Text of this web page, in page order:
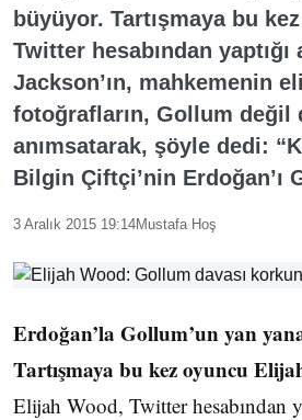
büyüyor. Tartışmaya bu
Twitter hesabından
Jackson’ın, mahkemenin
fotoğrafların, Gollum değil
anımsatarak, şöyle dedi:
Bilgin Çiftçi’nin Erdoğan’ı
3 Aralık 2015 19:14Mustafa Hoş
Erdoğan’la Gollum’un yan
Tartışmaya bu kez oyuncu
Elijah Wood, Twitter hesabından